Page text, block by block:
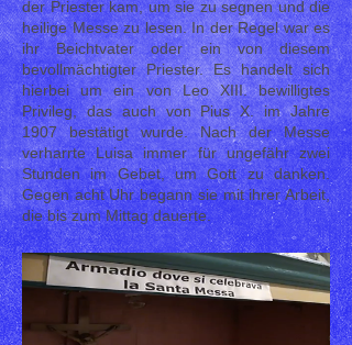
der Priester kam, um sie zu segnen und die
heilige Messe zu lesen. In der Regel war es
ihr Beichtvater oder ein von diesem
bevollmächtigter Priester. Es handelt sich
hierbei um ein von Leo XIII. bewilligtes
Privileg, das auch von Pius X. im Jahre
1907 bestätigt wurde. Nach der Messe
verharrte Luisa immer für ungefähr zwei
Stunden im Gebet, um Gott zu danken.
Gegen acht Uhr begann sie mit ihrer Arbeit,
die bis zum Mittag dauerte.